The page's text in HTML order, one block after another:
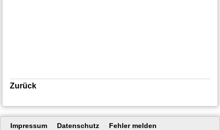
Zurück
Navigation
Impressum Datenschutz
Fehler melden